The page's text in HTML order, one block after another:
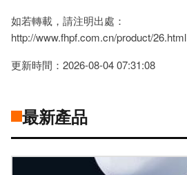
如若轉載，請注明出處：
http://www.fhpf.com.cn/product/26.html
更新時間：2026-08-04 07:31:08
最新產品